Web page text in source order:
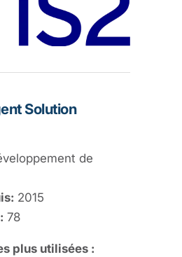
Solution
de
2015
78
plus utilisées :